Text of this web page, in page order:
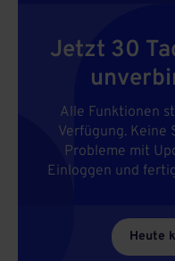
Jetzt 30
Alle Funktionen
Verfügung. Keine
Probleme mit
Einloggen und
Heute